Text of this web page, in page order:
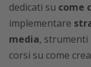
dedicati su come
implementare
media, strumenti
corsi su come